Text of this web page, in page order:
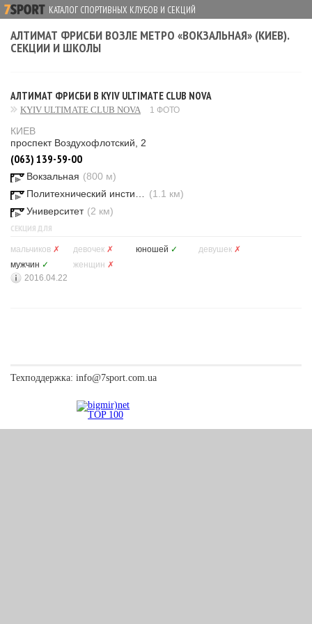
КАТАЛОГ СПОРТИВНЫХ КЛУБОВ И СЕКЦИЙ
АЛТИМАТ ФРИСБИ ВОЗЛЕ МЕТРО «ВОКЗАЛЬНАЯ» (КИЕВ).
СЕКЦИИ И ШКОЛЫ
АЛТИМАТ ФРИСБИ В KYIV ULTIMATE CLUB NOVA
KYIV ULTIMATE CLUB NOVA 1 ФОТО
КИЕВ
проспект Воздухофлотский, 2
(063) 139-59-00
Вокзальная (800 м)
(1.1 км)
Университет (2 км)
СЕКЦИЯ ДЛЯ
мальчиков ✗ девочек ✗ юношей ✓ девушек ✗
мужчин ✓ женщин ✗
2016.04.22
Техподдержка: info@7sport.com.ua